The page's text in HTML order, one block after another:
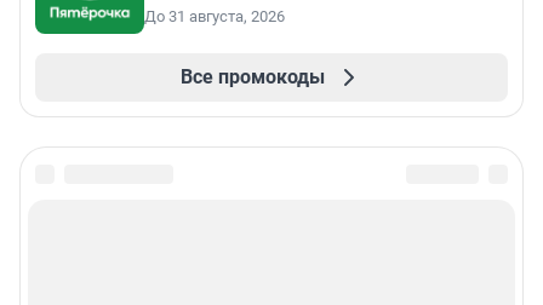
До 31 августа, 2026
Все промокоды